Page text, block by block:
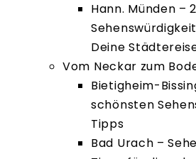
Hann. Münden –
Deine
Vom Neckar zum
Bietigheim-
schönsten
Tipps
Bad Urach –